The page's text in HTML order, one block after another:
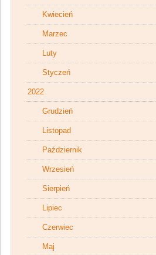
Kwiecień
Marzec
Luty
Styczeń
2022
Grudzień
Listopad
Październik
Wrzesień
Sierpień
Lipiec
Czerwiec
Maj